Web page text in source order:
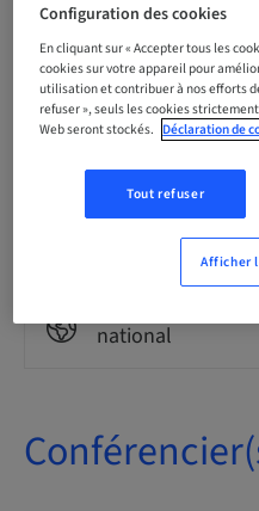
Langue
Anglais
Points
0.00 Points
Méthode de livraison
Cours théorique
national
Configuration des cookies
En cliquant sur « Accepter tous les
cookies sur votre appareil pour
utilisation et contribuer à nos efforts
refuser », seuls les cookies
Web seront stockés. Déclaration de
Tout refuser
Afficher